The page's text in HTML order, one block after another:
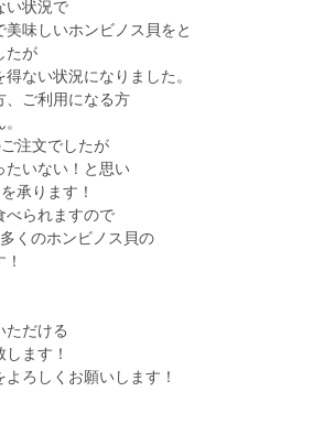
い状況で
味しいホンビノス貝をと
たが
ない状況になりました。
、ご利用になる方
注文でしたが
たいない！と思い
承ります！
べられますので
くのホンビノス貝の
ただける
ます！
ろしくお願いします！